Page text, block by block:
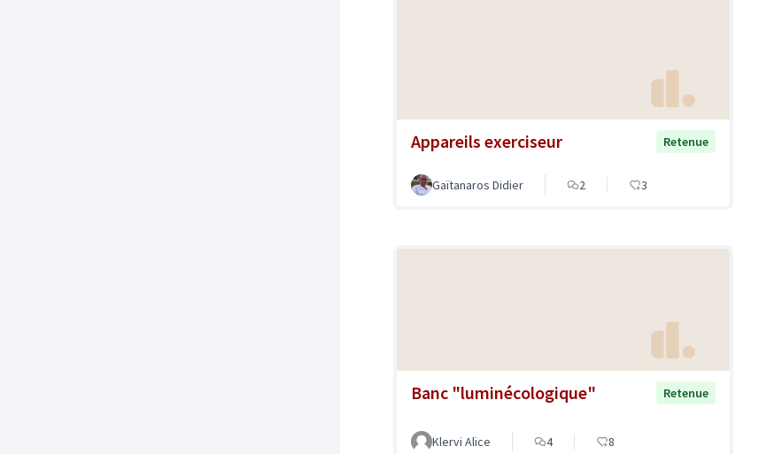
Appareils exerciseur Retenue
Gaïtanaros Didier 2 3
Banc "luminécologique" Retenue
Klervi Alice 4 8